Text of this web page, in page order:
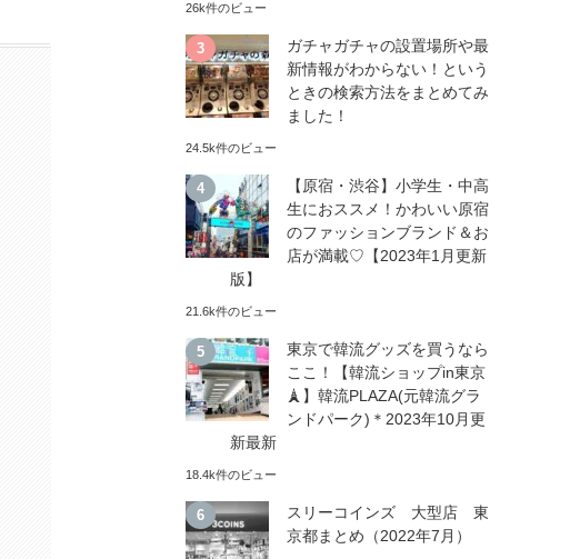
26k件のビュー
ガチャガチャの設置場所や最
新情報がわからない！という
ときの検索方法をまとめてみ
ました！
24.5k件のビュー
【原宿・渋谷】小学生・中高
生におススメ！かわいい原宿
のファッションブランド＆お
店が満載♡【2023年1月更新
版】
21.6k件のビュー
東京で韓流グッズを買うなら
ここ！【韓流ショップin東京
🗼】韓流PLAZA(元韓流グラ
ンドパーク)＊2023年10月更
新最新
18.4k件のビュー
スリーコインズ 大型店 東
京都まとめ（2022年7月）